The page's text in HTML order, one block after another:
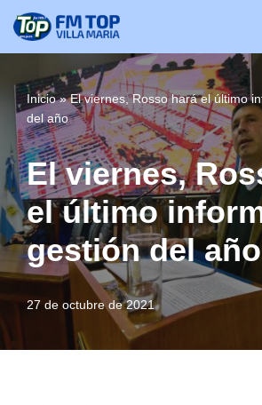
contenido
Inicio»El viernes, Rosso hará el último
del año
El viernes,
el último
gestión del año
27 de octubre de 2021